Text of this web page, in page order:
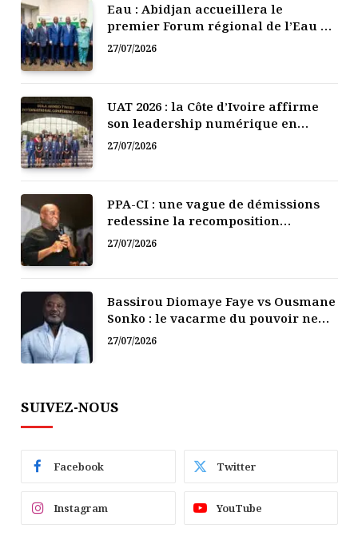
Eau : Abidjan accueillera le
premier Forum régional de l’Eau de
l’Afrique de l’Ouest
27/07/2026
UAT 2026 : la Côte d’Ivoire affirme
son leadership numérique en
Afrique
27/07/2026
PPA-CI : une vague de démissions
redessine la recomposition
politique
27/07/2026
Bassirou Diomaye Faye vs Ousmane
Sonko : le vacarme du pouvoir ne
doit pas faire oublier les liens de la
27/07/2026
SUIVEZ-NOUS
Facebook Twitter
Instagram YouTube